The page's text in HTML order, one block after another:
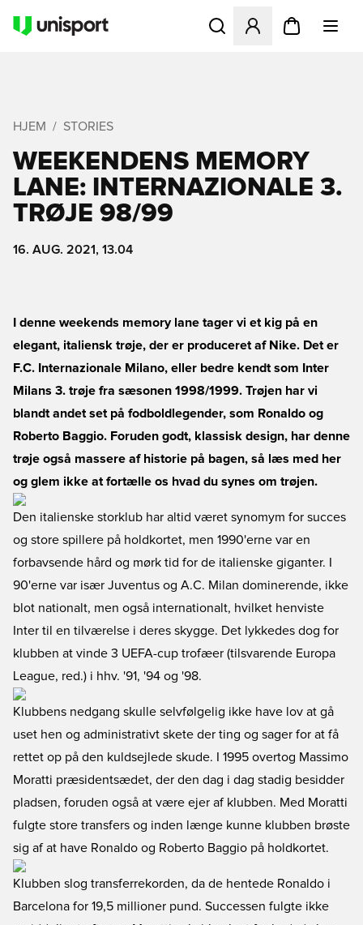
Åbner en Modal til at
HJEM STORIES
WEEKENDENS MEMORY
LANE: INTERNAZIONALE 3.
TRØJE 98/99
16. AUG. 2021, 13.04
I denne weekends memory lane tager vi et kig på en
elegant, italiensk trøje, der er produceret af Nike. Det er
F.C. Internazionale Milano, eller bedre kendt som Inter
Milans 3. trøje fra sæsonen 1998/1999. Trøjen har vi
blandt andet set på fodboldlegender, som Ronaldo og
Roberto Baggio. Foruden godt, klassisk design, har denne
trøje også massere af historie på bagen, så læs med her
og glem ikke at fortælle os hvad du synes om trøjen.
Den italienske storklub har altid været synomym for succes
og store spillere på holdkortet, men 1990'erne var en
forbavsende hård og mørk tid for de italienske giganter. I
90'erne var især Juventus og A.C. Milan dominerende, ikke
blot nationalt, men også internationalt, hvilket henviste
Inter til en tilværelse i deres skygge. Det lykkedes dog for
klubben at vinde 3 UEFA-cup trofæer (tilsvarende Europa
League, red.) i hhv. '91, '94 og '98.
Klubbens nedgang skulle selvfølgelig ikke have lov at gå
uset hen og administrativt skete der ting og sager for at få
rettet op på den kuldsejlede skude. I 1995 overtog Massimo
Moratti præsidentsædet, der den dag i dag stadig besidder
pladsen, foruden også at være ejer af klubben. Med Moratti
fulgte store transfers og inden længe kunne klubben brøste
sig af at have Ronaldo og Roberto Baggio på holdkortet.
Klubben slog transferrekorden, da de hentede Ronaldo i
Barcelona for 19,5 millioner pund. Successen fulgte ikke